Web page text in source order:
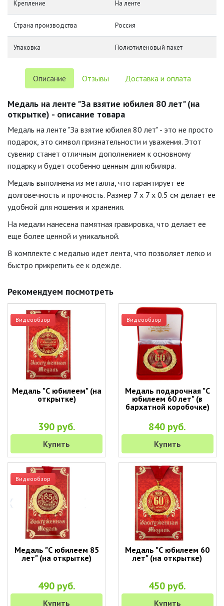
Крепление На ленте
Страна производства Россия
Упаковка Полиэтиленовый пакет
Описание Отзывы Доставка и оплата
Медаль на ленте "За взятие юбилея 80 лет" (на
открытке) - описание товара
Медаль на ленте "За взятие юбилея 80 лет" - это не просто
подарок, это символ признательности и уважения. Этот
сувенир станет отличным дополнением к основному
подарку и будет особенно ценным для юбиляра.
Медаль выполнена из металла, что гарантирует ее
долговечность и прочность. Размер 7 x 7 x 0.5 см делает ее
удобной для ношения и хранения.
На медали нанесена памятная гравировка, что делает ее
еще более ценной и уникальной.
В комплекте с медалью идет лента, что позволяет легко и
быстро прикрепить ее к одежде.
Рекомендуем посмотреть
Видеообзор
Медаль "С юбилеем" (на
открытке)
390 руб.
Купить
Видеообзор
Медаль подарочная "С
юбилеем 60 лет" (в
бархатной коробочке)
840 руб.
Купить
Видеообзор
Медаль "С юбилеем 85
лет" (на открытке)
490 руб.
Купить
Медаль "С юбилеем 60
лет" (на открытке)
450 руб.
Купить